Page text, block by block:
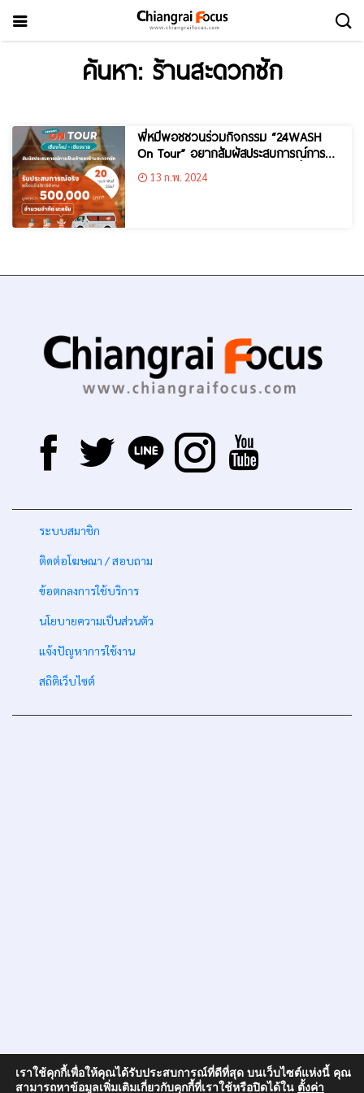
ค้นหา: ร้านสะดวกซัก
พี่หมีพอชชวนร่วมกิจกรรม “24WASH
On Tour” อยากสัมผัสประสบการณ์การ
เป็นเจ้าของร้านสะดวกซัก เชิญทางนี้…
13 ก.พ. 2024
เราใช้คุกกี้เพื่อให้คุณได้รับประสบการณ์ที่ดีที่สุด บนเว็บไซต์แห่งนี้ คุณ
สามารถหาข้อมูลเพิ่มเติมเกี่ยวกับคุกกี้ที่เราใช้หรือปิดได้ใน ตั้งค่า
ระบบสมาชิก
ติดต่อโฆษณา / สอบถาม
ข้อตกลงการใช้บริการ
นโยบายความเป็นส่วนตัว
แจ้งปัญหาการใช้งาน
สถิติเว็บไซต์